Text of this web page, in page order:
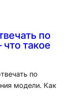
по
такое
по
модели. Как